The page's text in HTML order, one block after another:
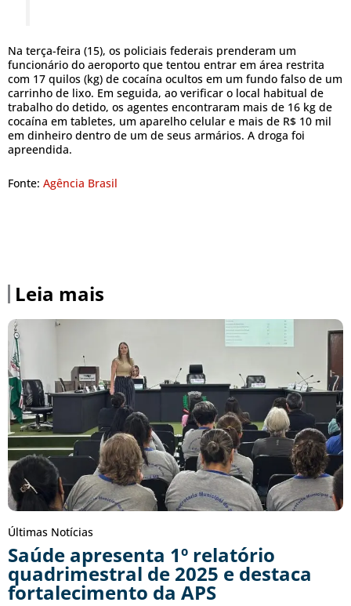
Na terça-feira (15), os policiais federais prenderam um
funcionário do aeroporto que tentou entrar em área restrita
com 17 quilos (kg) de cocaína ocultos em um fundo falso de um
carrinho de lixo. Em seguida, ao verificar o local habitual de
trabalho do detido, os agentes encontraram mais de 16 kg de
cocaína em tabletes, um aparelho celular e mais de R$ 10 mil
em dinheiro dentro de um de seus armários. A droga foi
apreendida.
Fonte: Agência Brasil
Leia mais
Últimas Notícias
Saúde apresenta 1º relatório
quadrimestral de 2025 e destaca
fortalecimento da APS